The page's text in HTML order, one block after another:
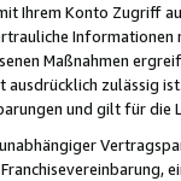
Ihrem Konto
Maßnahmen
zulässig
und gilt für die